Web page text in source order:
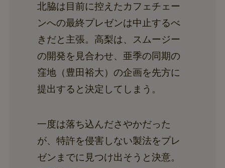
北脇は目前に控えたカフェチェー
ンへの最終プレゼンは中止するべ
きだと主張。高梨は、スムージー
の開発を見合わせ、亜季の同期の
窪地（豊田裕大）の企画を先方に
提出すると決定してしまう。
一度は落ち込んださやかだった
が、特許を侵害しない製法をプレ
ゼンまでに見つけ出そうと決意。